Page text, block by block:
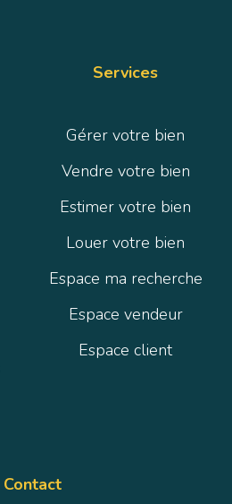
Services
Gérer votre bien
Vendre votre bien
Estimer votre bien
Louer votre bien
Espace ma recherche
Espace vendeur
Espace client
Contact